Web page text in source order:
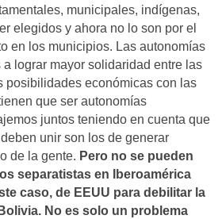
municipales, indígenas,
elegidos y ahora no lo son por el
en los municipios. Las autonomías
lograr mayor solidaridad entre las
posibilidades económicas con las
que ser autonomías
juntos teniendo en cuenta que
unir son los de generar
de la gente. Pero no se pueden
separatistas en Iberoamérica
caso, de EEUU para debilitar la
No es solo un problema